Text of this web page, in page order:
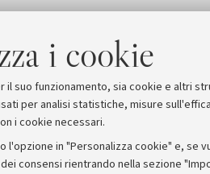
i cookie
suo funzionamento, sia cookie e altri
per analisi statistiche, misure
i cookie necessari.
in "Personalizza cookie" e, se
consensi rientrando nella sezione
di San Filippo Neri (via